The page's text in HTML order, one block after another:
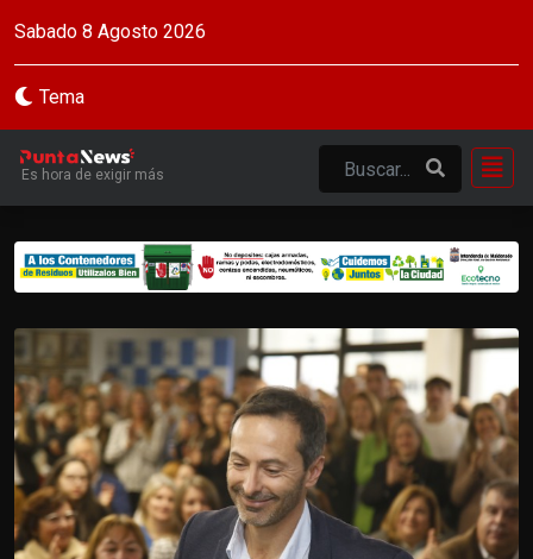
Sabado 8 Agosto 2026
Tema
Es hora de exigir más